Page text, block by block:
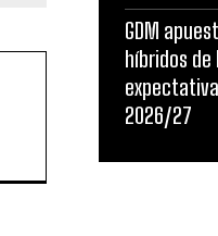
GDM
híbridos de
2026/27